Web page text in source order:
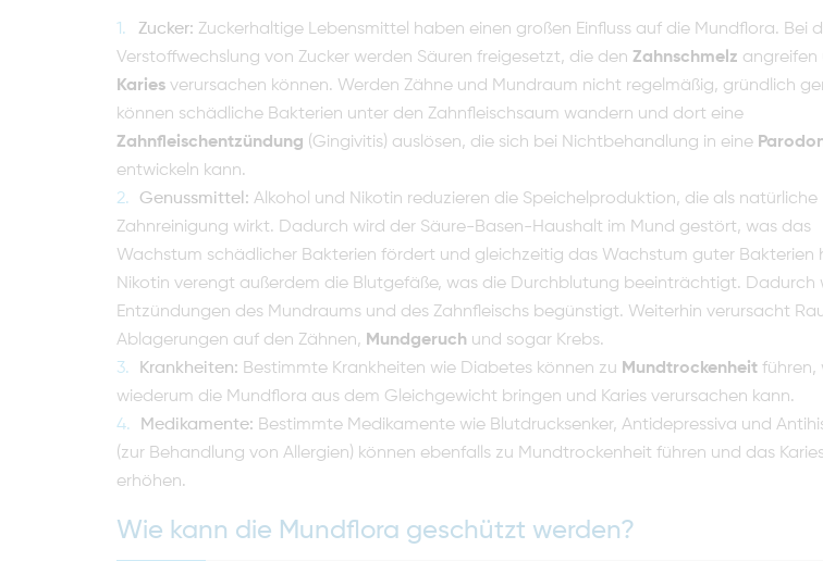
Zucker: Zuckerhaltige Lebensmittel haben einen großen Einfluss auf die Mundflora. Bei
Verstoffwechslung von Zucker werden Säuren freigesetzt, die den Zahnschmelz angreifen
Karies verursachen können. Werden Zähne und Mundraum nicht regelmäßig, gründlich
können schädliche Bakterien unter den Zahnfleischsaum wandern und dort eine
Zahnfleischentzündung (Gingivitis) auslösen, die sich bei Nichtbehandlung in eine
entwickeln kann.
Genussmittel: Alkohol und Nikotin reduzieren die Speichelproduktion, die als natürliche
Zahnreinigung wirkt. Dadurch wird der Säure-Basen-Haushalt im Mund gestört, was das
Wachstum schädlicher Bakterien fördert und gleichzeitig das Wachstum guter Bakterien
Nikotin verengt außerdem die Blutgefäße, was die Durchblutung beeinträchtigt. Dadurch
Entzündungen des Mundraums und des Zahnfleischs begünstigt. Weiterhin verursacht
Ablagerungen auf den Zähnen, Mundgeruch und sogar Krebs.
Krankheiten: Bestimmte Krankheiten wie Diabetes können zu Mundtrockenheit führen,
wiederum die Mundflora aus dem Gleichgewicht bringen und Karies verursachen kann.
Medikamente: Bestimmte Medikamente wie Blutdrucksenker, Antidepressiva und
(zur Behandlung von Allergien) können ebenfalls zu Mundtrockenheit führen und das
erhöhen.
Wie kann die Mundflora geschützt werden?